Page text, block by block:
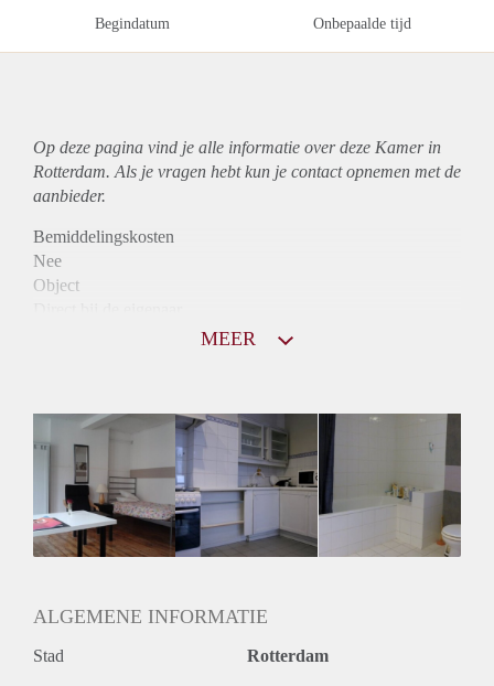
Begindatum Onbepaalde tijd
Op deze pagina vind je alle informatie over deze Kamer in
Rotterdam. Als je vragen hebt kun je contact opnemen met de
aanbieder.
Bemiddelingskosten
Nee
Object
Huurtoeslag
Mogelijk
Inkomen eis
3,1 X Maandhuur Bruto
Huurtermijn
Onbepaalde termijn
MEER
ALGEMENE INFORMATIE
Stad Rotterdam